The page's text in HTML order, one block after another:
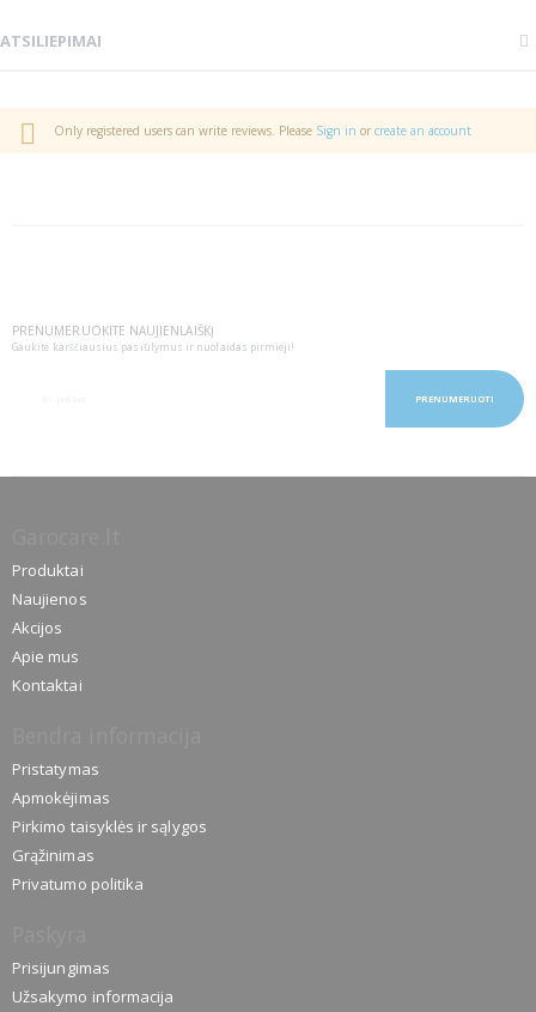
ATSILIEPIMAI
Only registered users can write reviews. Please Sign in or create an account
PRENUMERUOKITE NAUJIENLAIŠKĮ
Gaukite karščiausius pasiūlymus ir nuolaidas pirmieji!
PRENUMERUOTI
Produktai
Naujienos
Akcijos
Apie mus
Kontaktai
Pristatymas
Apmokėjimas
Pirkimo taisyklės ir sąlygos
Grąžinimas
Privatumo politika
Prisijungimas
Užsakymo informacija